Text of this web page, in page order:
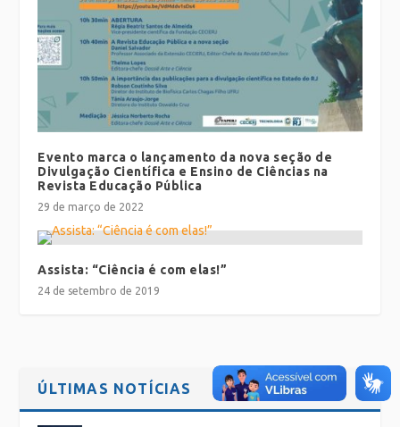
Evento marca o lançamento da nova seção de
Divulgação Científica e Ensino de Ciências na
Revista Educação Pública
29 de março de 2022
Assista: “Ciência é com elas!”
24 de setembro de 2019
ÚLTIMAS NOTÍCIAS